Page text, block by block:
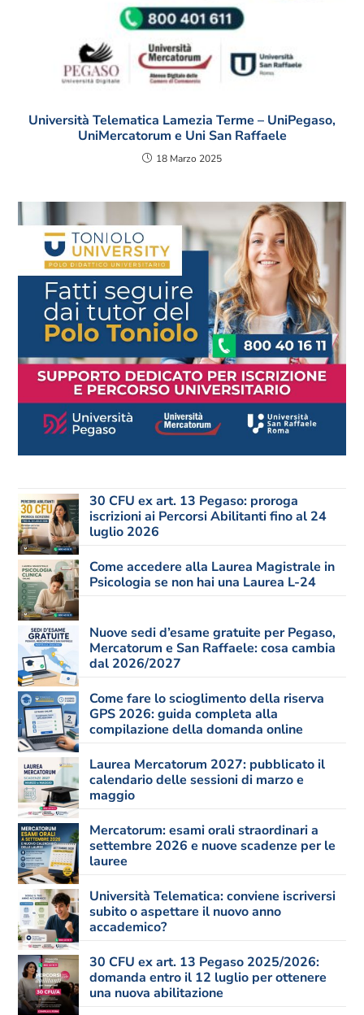
Università Telematica Lamezia Terme – UniPegaso,
UniMercatorum e Uni San Raffaele
18 Marzo 2025
30 CFU ex art. 13 Pegaso: proroga
iscrizioni ai Percorsi Abilitanti fino al 24
luglio 2026
Come accedere alla Laurea Magistrale in
Psicologia se non hai una Laurea L-24
Nuove sedi d’esame gratuite per Pegaso,
Mercatorum e San Raffaele: cosa cambia
dal 2026/2027
Come fare lo scioglimento della riserva
GPS 2026: guida completa alla
compilazione della domanda online
Laurea Mercatorum 2027: pubblicato il
calendario delle sessioni di marzo e
maggio
Mercatorum: esami orali straordinari a
settembre 2026 e nuove scadenze per le
lauree
Università Telematica: conviene iscriversi
subito o aspettare il nuovo anno
accademico?
30 CFU ex art. 13 Pegaso 2025/2026:
domanda entro il 12 luglio per ottenere
una nuova abilitazione